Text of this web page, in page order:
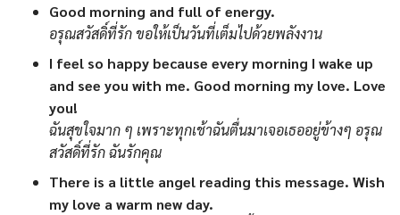
Good morning and full of energy.
อรุณสวัสดิ์ที่รัก ขอให้เป็นวันที่เต็มไปด้วยพลังงาน
I feel so happy because every morning I wake up
and see you with me. Good morning my love. Love
you!
ฉันสุขใจมาก ๆ เพราะทุกเช้าฉันตื่นมาเจอเธออยู่ข้างๆ อรุณ
สวัสดิ์ที่รัก ฉันรักคุณ
There is a little angel reading this message. Wish
my love a warm new day.